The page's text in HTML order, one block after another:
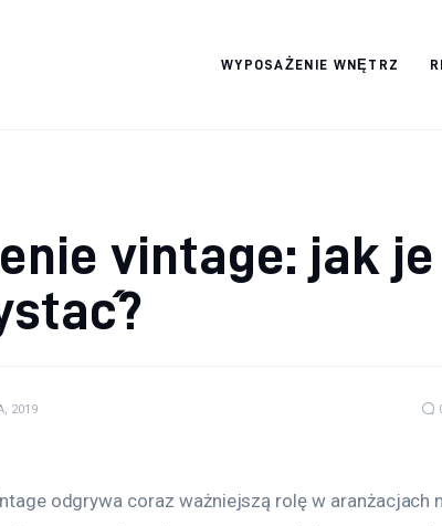
WYPOSAŻENIE WNĘTRZ
vintage: jak je
2019
odgrywa coraz ważniejszą rolę w aranżacjach